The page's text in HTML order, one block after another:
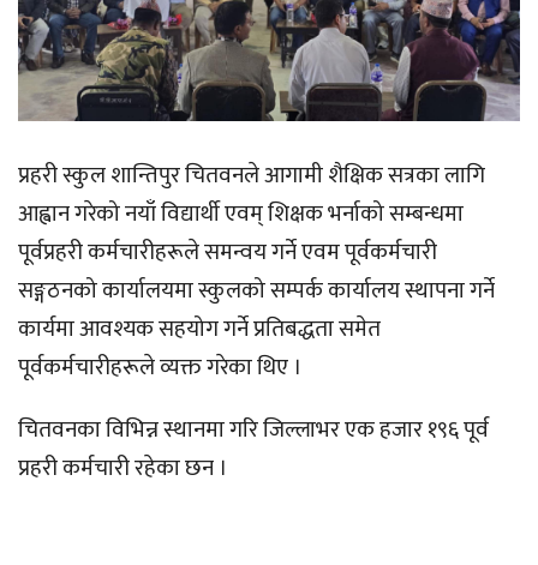
प्रहरी स्कुल शान्तिपुर चितवनले आगामी शैक्षिक सत्रका लागि
आह्वान गरेको नयाँ विद्यार्थी एवम् शिक्षक भर्नाको सम्बन्धमा
पूर्वप्रहरी कर्मचारीहरूले समन्वय गर्ने एवम पूर्वकर्मचारी
सङ्गठनको कार्यालयमा स्कुलको सम्पर्क कार्यालय स्थापना गर्ने
कार्यमा आवश्यक सहयोग गर्ने प्रतिबद्धता समेत
पूर्वकर्मचारीहरूले व्यक्त गरेका थिए ।
चितवनका विभिन्न स्थानमा गरि जिल्लाभर एक हजार १९६ पूर्व
प्रहरी कर्मचारी रहेका छन ।